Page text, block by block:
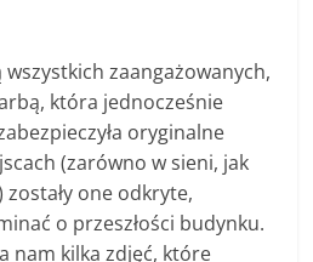
zaangażowanych,
która jednocześnie
oryginalne
(zarówno w sieni, jak
one odkryte,
o przeszłości budynku.
nam kilka zdjęć, które